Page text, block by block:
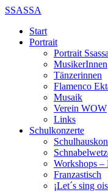
SSASSA
Start
Portrait
Portrait Ssassa
MusikerInnen
Tänzerinnen
Flamenco
Musaik
Verein WOW
Links
Schulkonzerte
Workshops –
Franzastisch
¡Let´s sing